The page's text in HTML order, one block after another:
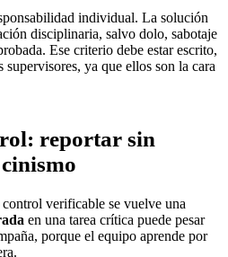
individual. La solución
disciplinaria, salvo dolo, sabotaje
Ese criterio debe estar escrito,
ya que ellos son la cara
reportar sin
verificable se vuelve una
en una tarea crítica puede pesar
, porque el equipo aprende por